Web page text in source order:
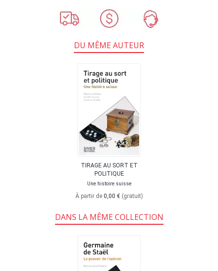
DU MÊME AUTEUR
TIRAGE AU SORT ET
POLITIQUE
Une histoire suisse
À partir de 0,00 € (gratuit)
DANS LA MÊME COLLECTION